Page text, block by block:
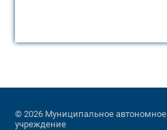
© 2026 Муниципальное автономное
учреждение